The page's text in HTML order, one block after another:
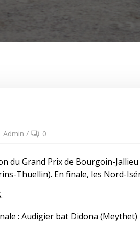
Admin / 0
du Grand Prix de Bourgoin-
Thuellin). En finale, les Nord-
: Audigier bat Didona